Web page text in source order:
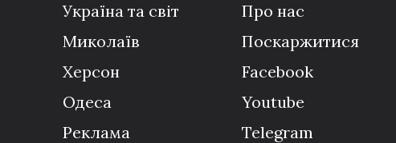
Україна та світ
Миколаїв
Херсон
Одеса
Реклама
Про нас
Поскаржитися
Facebook
Youtube
Telegram